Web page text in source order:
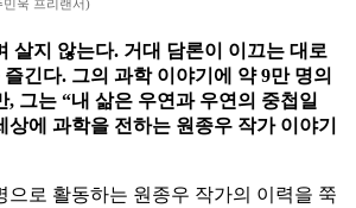
욱 프리랜서)
살지 않는다. 거대 담론이 이끄는 대로
긴다. 그의 과학 이야기에 약 9만 명의
그는 “내 삶은 우연과 우연의 중첩일
상에 과학을 전하는 원종우 작가 이야기
으로 활동하는 원종우 작가의 이력을 쭉